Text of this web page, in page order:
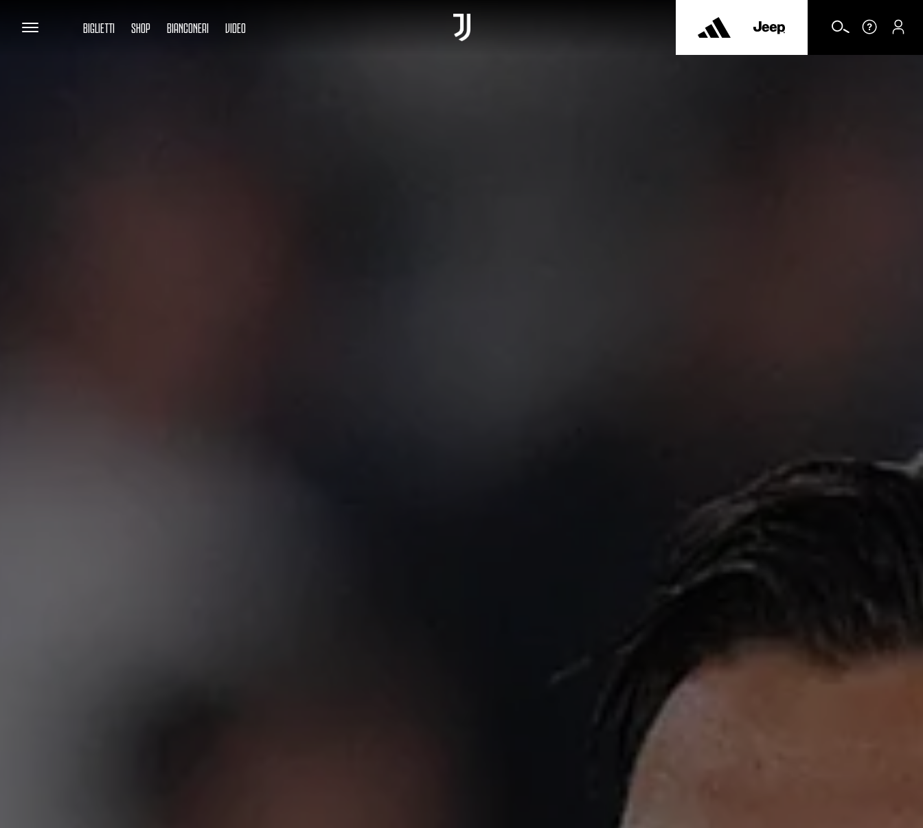
BIGLIETTI SHOP BIANCONERI VIDEO